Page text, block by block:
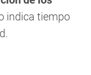
indica tiempo